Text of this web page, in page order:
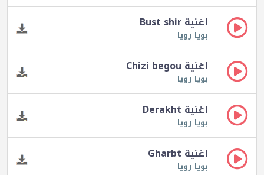
اغنية Bust shir
بويا رويا
اغنية Chizi begou
بويا رويا
اغنية Derakht
بويا رويا
اغنية Gharbt
بويا رويا